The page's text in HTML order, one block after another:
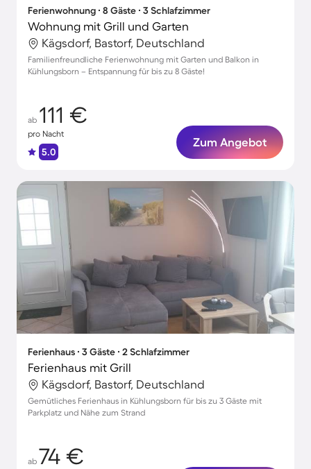
Ferienwohnung ∙ 8 Gäste ∙ 3 Schlafzimmer
Wohnung mit Grill und Garten
Kägsdorf, Bastorf, Deutschland
Familienfreundliche Ferienwohnung mit Garten und Balkon in
Kühlungsborn – Entspannung für bis zu 8 Gäste!
ab 111 €
pro Nacht
5.0
Zum Angebot
Ferienhaus ∙ 3 Gäste ∙ 2 Schlafzimmer
Ferienhaus mit Grill
Kägsdorf, Bastorf, Deutschland
Gemütliches Ferienhaus in Kühlungsborn für bis zu 3 Gäste mit
Parkplatz und Nähe zum Strand
ab 74 €